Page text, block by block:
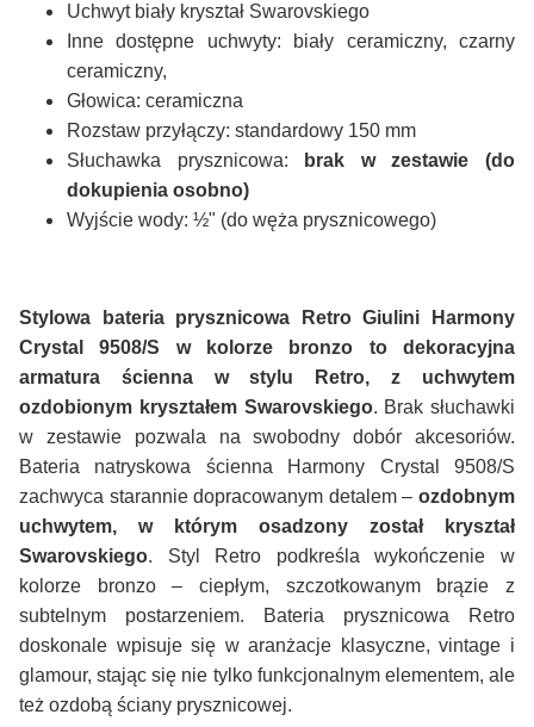
Uchwyt biały kryształ Swarovskiego
Inne dostępne uchwyty: biały ceramiczny, czarny
ceramiczny,
Głowica: ceramiczna
Rozstaw przyłączy: standardowy 150 mm
Słuchawka prysznicowa:
brak w zestawie (do
dokupienia osobno)
Wyjście wody: ½" (do węża prysznicowego)
Stylowa bateria prysznicowa Retro Giulini Harmony
Crystal 9508/S w kolorze bronzo to dekoracyjna
armatura ścienna w stylu Retro, z uchwytem
ozdobionym kryształem Swarovskiego. Brak słuchawki
w zestawie pozwala na swobodny dobór akcesoriów.
Bateria natryskowa ścienna Harmony Crystal 9508/S
zachwyca starannie dopracowanym detalem – ozdobnym
uchwytem, w którym osadzony został kryształ
Swarovskiego. Styl Retro podkreśla wykończenie w
kolorze bronzo – ciepłym, szczotkowanym brązie z
subtelnym postarzeniem. Bateria prysznicowa Retro
doskonale wpisuje się w aranżacje klasyczne, vintage i
glamour, stając się nie tylko funkcjonalnym elementem, ale
też ozdobą ściany prysznicowej.